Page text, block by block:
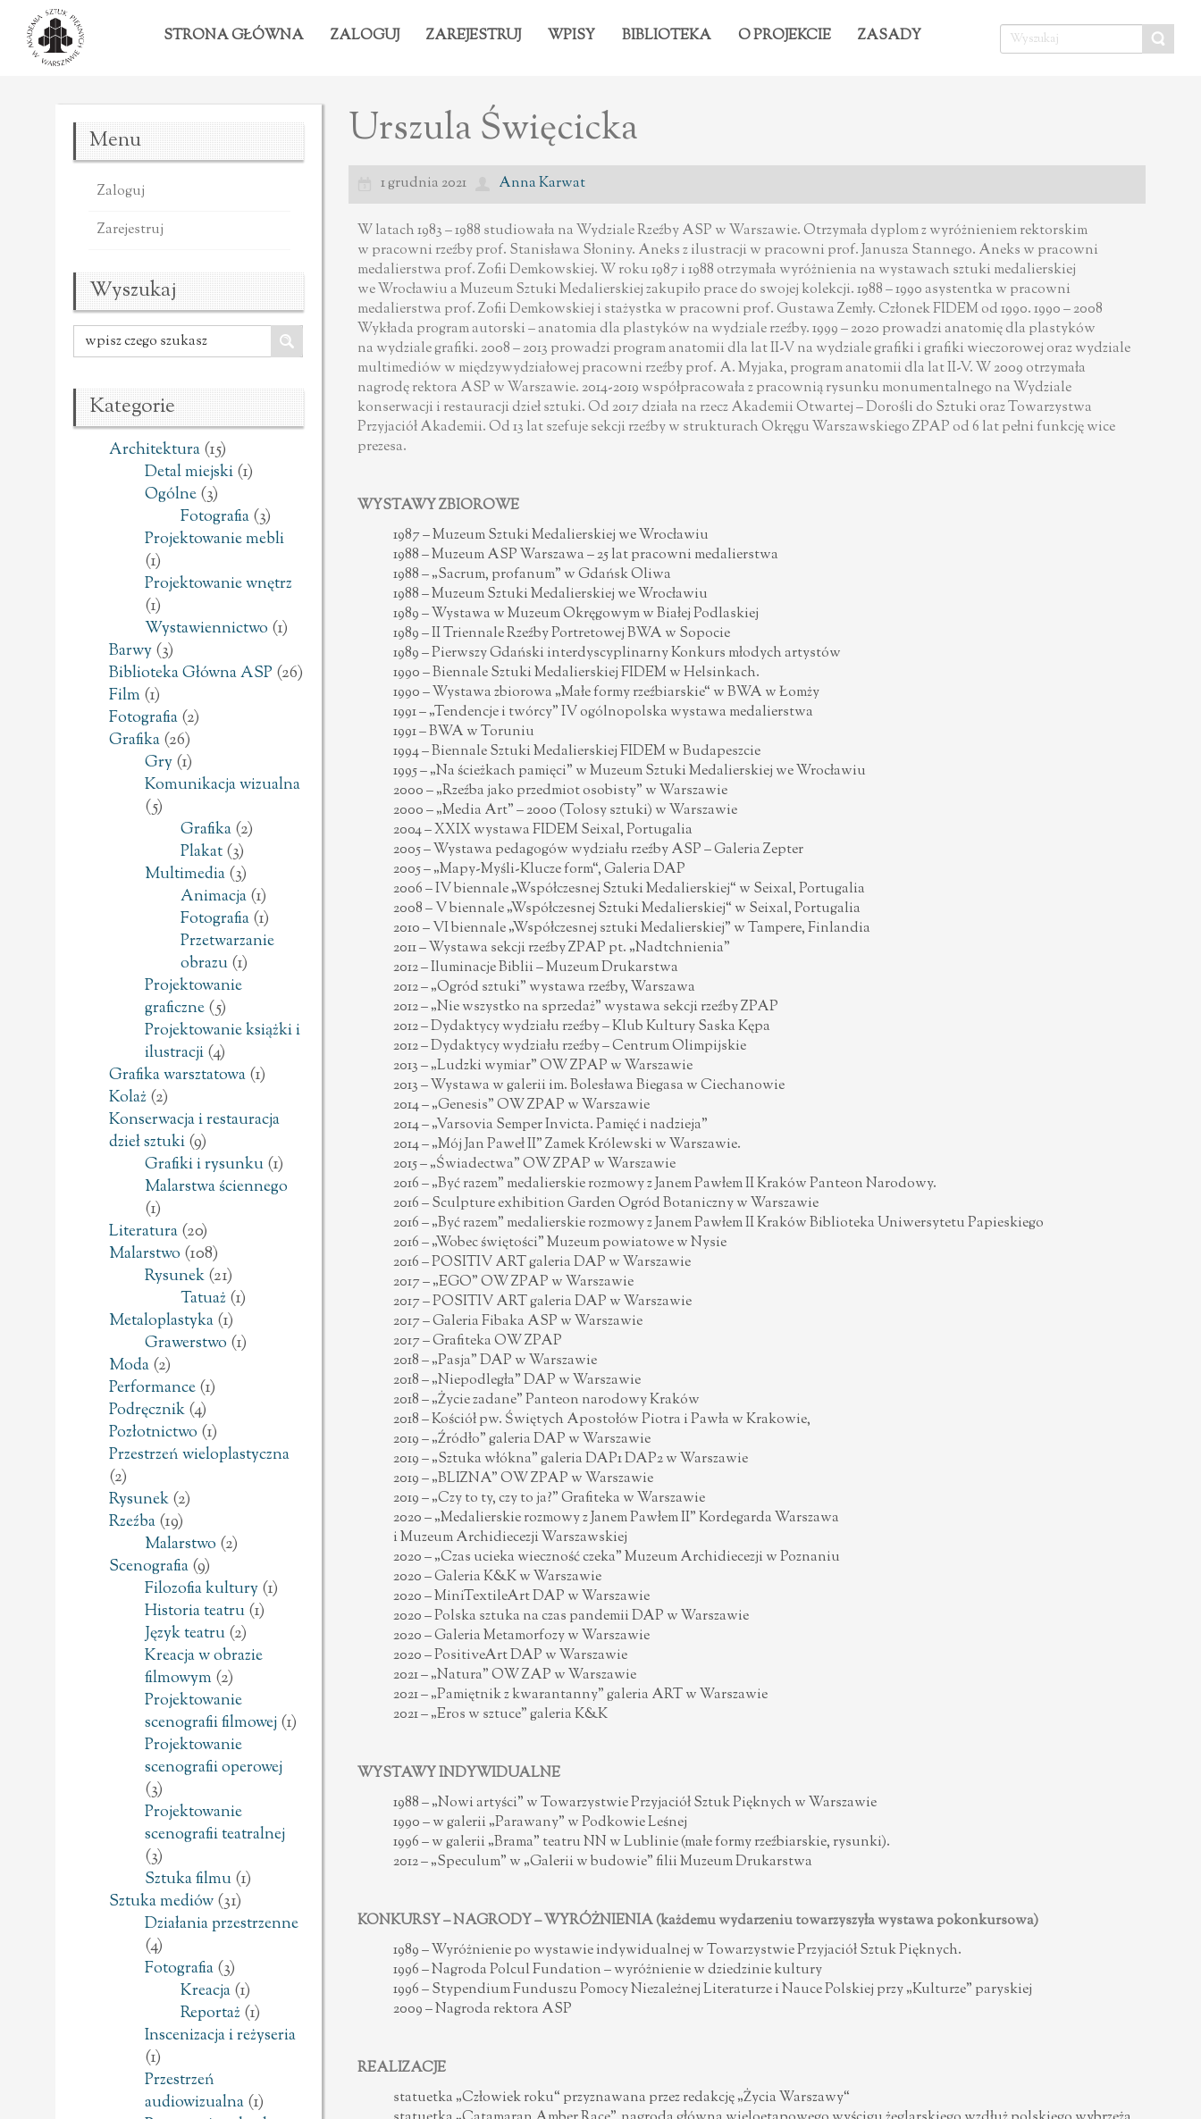
STRONA GŁÓWNA ZALOGUJ ZAREJESTRUJ WPISY BIBLIOTEKA O PROJEKCIE ZASADY
Menu
Zaloguj
Zarejestruj
Wyszukaj
Kategorie
Architektura(15)
Detal miejski(1)
Ogólne(3)
Fotografia(3)
Projektowanie mebli
(1)
Projektowanie wnętrz
(1)
Wystawiennictwo (1)
Barwy(3)
Biblioteka Główna ASP (26)
Film (1)
Fotografia(2)
Grafika(26)
Gry(1)
Komunikacja wizualna
(5)
Grafika(2)
Plakat(3)
Multimedia(3)
Animacja(1)
Fotografia(1)
Przetwarzanie
obrazu(1)
Projektowanie
graficzne(5)
Projektowanie książki i
ilustracji(4)
Grafika warsztatowa(1)
Kolaż(2)
Konserwacja i restauracja
dzieł sztuki(9)
Grafiki i rysunku(1)
Malarstwa ściennego
(1)
Literatura(20)
Malarstwo (108)
Rysunek(21)
Tatuaż(1)
Metaloplastyka(1)
Grawerstwo (1)
Moda(2)
Performance(1)
Podręcznik(4)
Pozłotnictwo (1)
Przestrzeń wieloplastyczna
(2)
Rysunek(2)
Rzeźba(19)
Malarstwo (2)
Scenografia(9)
Filozofia kultury(1)
Historia teatru(1)
Język teatru(2)
Kreacja w obrazie
filmowym (2)
Projektowanie
scenografii filmowej(1)
Projektowanie
scenografii operowej
(3)
Projektowanie
scenografii teatralnej
(3)
Sztuka filmu(1)
Sztuka mediów(31)
Działania przestrzenne
(4)
Fotografia(3)
Kreacja(1)
Reportaż(1)
Inscenizacja i reżyseria
(1)
Przestrzeń
audiowizualna(1)
Urszula Święcicka
1 grudnia 2021 Anna Karwat
W latach 1983 – 1988 studiowała na Wydziale Rzeźby ASP w Warszawie. Otrzymała dyplom z wyróżnieniem rektorskim
w pracowni rzeźby prof. Stanisława Słoniny. Aneks z ilustracji w pracowni prof. Janusza Stannego. Aneks w pracowni
medalierstwa prof. Zofii Demkowskiej. W roku 1987 i 1988 otrzymała wyróżnienia na wystawach sztuki medalierskiej
we Wrocławiu a Muzeum Sztuki Medalierskiej zakupiło prace do swojej kolekcji. 1988 – 1990 asystentka w pracowni
medalierstwa prof. Zofii Demkowskiej i stażystka w pracowni prof. Gustawa Zemły. Członek FIDEM od 1990. 1990 – 2008
Wykłada program autorski – anatomia dla plastyków na wydziale rzeźby. 1999 – 2020 prowadzi anatomię dla plastyków
na wydziale grafiki. 2008 – 2013 prowadzi program anatomii dla lat II-V na wydziale grafiki i grafiki wieczorowej oraz wydziale
multimediów w międzywydziałowej pracowni rzeźby prof. A. Myjaka, program anatomii dla lat II-V. W 2009 otrzymała
nagrodę rektora ASP w Warszawie. 2014-2019 współpracowała z pracownią rysunku monumentalnego na Wydziale
konserwacji i restauracji dzieł sztuki. Od 2017 działa na rzecz Akademii Otwartej – Dorośli do Sztuki oraz Towarzystwa
Przyjaciół Akademii. Od 13 lat szefuje sekcji rzeźby w strukturach Okręgu Warszawskiego ZPAP od 6 lat pełni funkcję wice
prezesa.
WYSTAWY ZBIOROWE
1987 – Muzeum Sztuki Medalierskiej we Wrocławiu
1988 – Muzeum ASP Warszawa – 25 lat pracowni medalierstwa
1988 – „Sacrum, profanum” w Gdańsk Oliwa
1988 – Muzeum Sztuki Medalierskiej we Wrocławiu
1989 – Wystawa w Muzeum Okręgowym w Białej Podlaskiej
1989 – II Triennale Rzeźby Portretowej BWA w Sopocie
1989 – Pierwszy Gdański interdyscyplinarny Konkurs młodych artystów
1990 – Biennale Sztuki Medalierskiej FIDEM w Helsinkach.
1990 – Wystawa zbiorowa „Małe formy rzeźbiarskie“ w BWA w Łomży
1991 – „Tendencje i twórcy” IV ogólnopolska wystawa medalierstwa
1991 – BWA w Toruniu
1994 – Biennale Sztuki Medalierskiej FIDEM w Budapeszcie
1995 – „Na ścieżkach pamięci” w Muzeum Sztuki Medalierskiej we Wrocławiu
2000 – „Rzeźba jako przedmiot osobisty” w Warszawie
2000 – „Media Art” – 2000 (Tolosy sztuki) w Warszawie
2004 – XXIX wystawa FIDEM Seixal, Portugalia
2005 – Wystawa pedagogów wydziału rzeźby ASP – Galeria Zepter
2005 – „Mapy-Myśli-Klucze form“, Galeria DAP
2006 – IV biennale „Współczesnej Sztuki Medalierskiej“ w Seixal, Portugalia
2008 – V biennale „Współczesnej Sztuki Medalierskiej“ w Seixal, Portugalia
2010 – VI biennale „Współczesnej sztuki Medalierskiej” w Tampere, Finlandia
2011 – Wystawa sekcji rzeźby ZPAP pt. „Nadtchnienia”
2012 – Iluminacje Biblii – Muzeum Drukarstwa
2012 – „Ogród sztuki” wystawa rzeźby, Warszawa
2012 – „Nie wszystko na sprzedaż” wystawa sekcji rzeźby ZPAP
2012 – Dydaktycy wydziału rzeźby – Klub Kultury Saska Kępa
2012 – Dydaktycy wydziału rzeźby – Centrum Olimpijskie
2013 – „Ludzki wymiar” OW ZPAP w Warszawie
2013 – Wystawa w galerii im. Bolesława Biegasa w Ciechanowie
2014 – „Genesis” OW ZPAP w Warszawie
2014 – „Varsovia Semper Invicta. Pamięć i nadzieja”
2014 – „Mój Jan Paweł II” Zamek Królewski w Warszawie.
2015 – „Świadectwa” OW ZPAP w Warszawie
2016 – „Być razem” medalierskie rozmowy z Janem Pawłem II Kraków Panteon Narodowy.
2016 – Sculpture exhibition Garden Ogród Botaniczny w Warszawie
2016 – „Być razem” medalierskie rozmowy z Janem Pawłem II Kraków Biblioteka Uniwersytetu Papieskiego
2016 – „Wobec świętości” Muzeum powiatowe w Nysie
2016 – POSITIV ART galeria DAP w Warszawie
2017 – „EGO” OW ZPAP w Warszawie
2017 – POSITIV ART galeria DAP w Warszawie
2017 – Galeria Fibaka ASP w Warszawie
2017 – Grafiteka OW ZPAP
2018 – „Pasja” DAP w Warszawie
2018 – „Niepodległa” DAP w Warszawie
2018 – „Życie zadane” Panteon narodowy Kraków
2018 – Kościół pw. Świętych Apostołów Piotra i Pawła w Krakowie,
2019 – „Źródło” galeria DAP w Warszawie
2019 – „Sztuka włókna” galeria DAP1 DAP2 w Warszawie
2019 – „BLIZNA” OW ZPAP w Warszawie
2019 – „Czy to ty, czy to ja?” Grafiteka w Warszawie
2020 – „Medalierskie rozmowy z Janem Pawłem II” Kordegarda Warszawa
i Muzeum Archidiecezji Warszawskiej
2020 – „Czas ucieka wieczność czeka” Muzeum Archidiecezji w Poznaniu
2020 – Galeria K&K w Warszawie
2020 – MiniTextileArt DAP w Warszawie
2020 – Polska sztuka na czas pandemii DAP w Warszawie
2020 – Galeria Metamorfozy w Warszawie
2020 – PositiveArt DAP w Warszawie
2021 – „Natura” OW ZAP w Warszawie
2021 – „Pamiętnik z kwarantanny” galeria ART w Warszawie
2021 – „Eros w sztuce” galeria K&K
WYSTAWY INDYWIDUALNE
1988 – „Nowi artyści” w Towarzystwie Przyjaciół Sztuk Pięknych w Warszawie
1990 – w galerii „Parawany” w Podkowie Leśnej
1996 – w galerii „Brama” teatru NN w Lublinie (małe formy rzeźbiarskie, rysunki).
2012 – „Speculum” w „Galerii w budowie” filii Muzeum Drukarstwa
KONKURSY – NAGRODY – WYRÓŻNIENIA (każdemu wydarzeniu towarzyszyła wystawa pokonkursowa)
1989 – Wyróżnienie po wystawie indywidualnej w Towarzystwie Przyjaciół Sztuk Pięknych.
1996 – Nagroda Polcul Fundation – wyróżnienie w dziedzinie kultury
1996 – Stypendium Funduszu Pomocy Niezależnej Literaturze i Nauce Polskiej przy „Kulturze” paryskiej
2009 – Nagroda rektora ASP
REALIZACJE
statuetka „Człowiek roku“ przyznawana przez redakcję „Życia Warszawy“